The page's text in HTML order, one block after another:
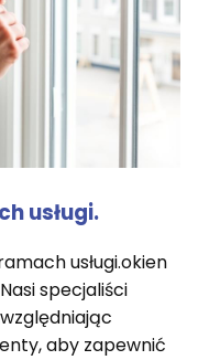
usługi.
usługi.okien
specjaliści
aby zapewnić